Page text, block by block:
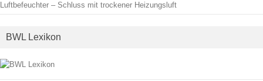
Luftbefeuchter – Schluss mit trockener Heizungsluft
BWL Lexikon